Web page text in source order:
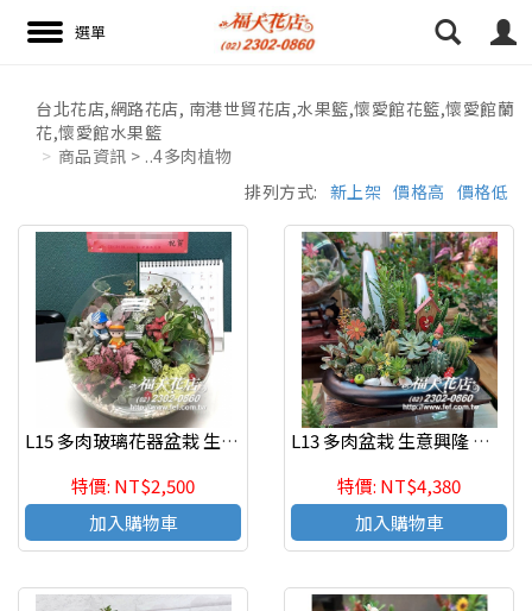
台北花店,網路花店, 南港世貿花店,水果籃,懷愛館花籃,懷愛館蘭
花,懷愛館水果籃
商品資訊 > ..4多肉植物
價格低
價格高
新上架
排列方式:
L15 多肉玻璃花器盆栽 生意興隆 開幕開店開運發財盆
特價: NT$2,500
加入購物車
L13 多肉盆栽 生意興隆 開幕開店開運發財盆
特價: NT$4,380
加入購物車